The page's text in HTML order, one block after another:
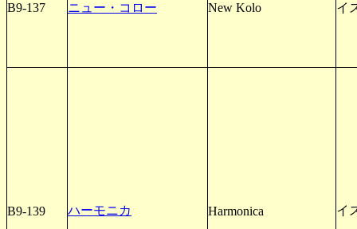
B9-137 ニュー・コロー New Kolo イ
B9-139 ハーモニカ Harmonica イ